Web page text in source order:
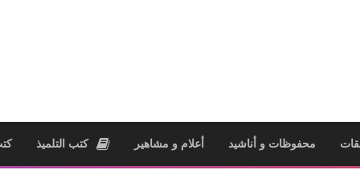
محفوظات و أناشيد أعلام و مشاهير كتب التلميذ